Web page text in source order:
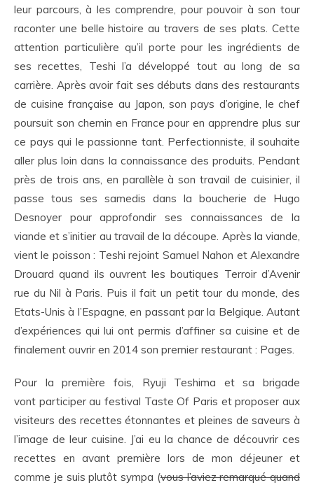
leur parcours, à les comprendre, pour pouvoir à son tour
raconter une belle histoire au travers de ses plats. Cette
attention particulière qu’il porte pour les ingrédients de
ses recettes, Teshi l’a développé tout au long de sa
carrière. Après avoir fait ses débuts dans des restaurants
de cuisine française au Japon, son pays d’origine, le chef
poursuit son chemin en France pour en apprendre plus sur
ce pays qui le passionne tant. Perfectionniste, il souhaite
aller plus loin dans la connaissance des produits. Pendant
près de trois ans, en parallèle à son travail de cuisinier, il
passe tous ses samedis dans la boucherie de Hugo
Desnoyer pour approfondir ses connaissances de la
viande et s’initier au travail de la découpe. Après la viande,
vient le poisson : Teshi rejoint Samuel Nahon et Alexandre
Drouard quand ils ouvrent les boutiques Terroir d’Avenir
rue du Nil à Paris. Puis il fait un petit tour du monde, des
Etats-Unis à l’Espagne, en passant par la Belgique. Autant
d’expériences qui lui ont permis d’affiner sa cuisine et de
finalement ouvrir en 2014 son premier restaurant : Pages.
Pour la première fois, Ryuji Teshima et sa brigade
vont participer au festival Taste Of Paris et proposer aux
visiteurs des recettes étonnantes et pleines de saveurs à
l’image de leur cuisine. J’ai eu la chance de découvrir ces
recettes en avant première lors de mon déjeuner et
comme je suis plutôt sympa (vous l’aviez remarqué quand